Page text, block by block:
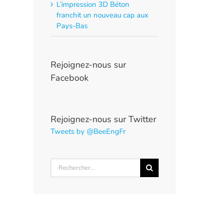
L’impression 3D Béton
franchit un nouveau cap aux
Pays-Bas
Rejoignez-nous sur
Facebook
Rejoignez-nous sur Twitter
Tweets by @BeeEngFr
Rechercher: